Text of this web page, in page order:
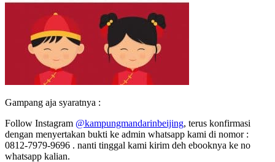
Gampang aja syaratnya :
Follow Instagram @kampungmandarinbeijing, terus konfirmasi
dengan menyertakan bukti ke admin whatsapp kami di nomor :
0812-7979-9696 . nanti tinggal kami kirim deh ebooknya ke no
whatsapp kalian.